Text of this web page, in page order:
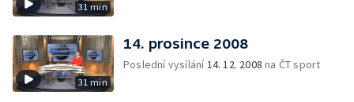
31 min
31 min
14. prosince 2008
Poslední vysílání14. 12. 2008 na ČT sport